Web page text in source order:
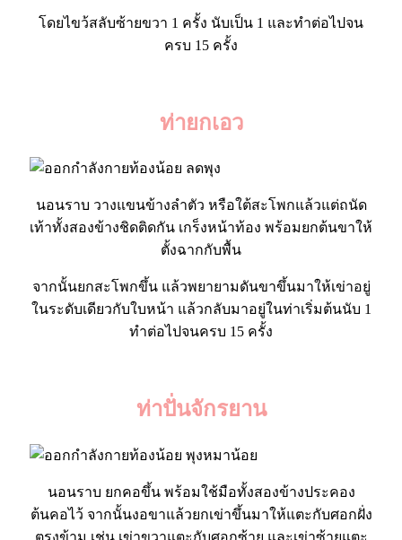
โดยไขว้สลับซ้ายขวา 1 ครั้ง นับเป็น 1 และทำต่อไปจน
ครบ 15 ครั้ง
ท่ายกเอว
นอนราบ วางแขนข้างลำตัว หรือใต้สะโพกแล้วแต่ถนัด
เท้าทั้งสองข้างชิดติดกัน เกร็งหน้าท้อง พร้อมยกต้นขาให้
ตั้งฉากกับพื้น
จากนั้นยกสะโพกขึ้น แล้วพยายามดันขาขึ้นมาให้เข่าอยู่
ในระดับเดียวกับใบหน้า แล้วกลับมาอยู่ในท่าเริ่มต้นนับ 1
ทำต่อไปจนครบ 15 ครั้ง
ท่าปั่นจักรยาน
นอนราบ ยกคอขึ้น พร้อมใช้มือทั้งสองข้างประคอง
ต้นคอไว้ จากนั้นงอขาแล้วยกเข่าขึ้นมาให้แตะกับศอกฝั่ง